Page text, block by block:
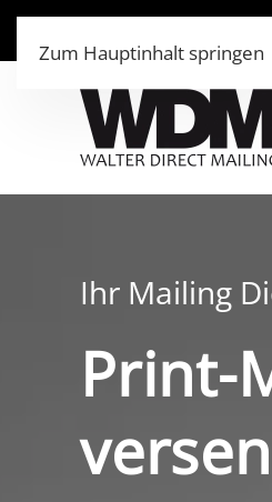
Zum Hauptinhalt springen
Ihr Mailing
Print-